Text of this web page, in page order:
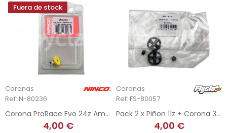
Fuera de stock
Coronas
Ref: N-80236
Corona ProRace Evo 24z Amarilla - 3,32"
4,00 €
Coronas
Ref: FS-80057
Pack 2 x Piñon 11z + Corona 36z
4,00 €